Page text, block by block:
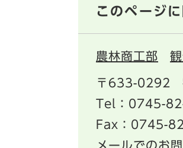
このページ
農林商工部
〒633-0292
Tel：0745-
Fax：0745-
メールでのお